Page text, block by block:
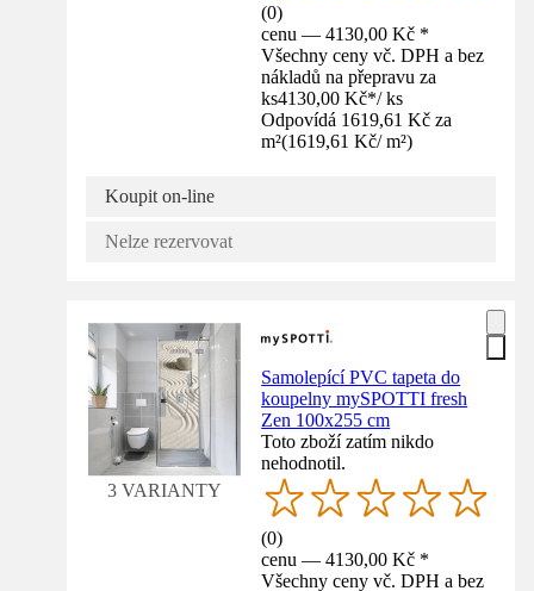
(0)
cenu — 4130,00 Kč *
Všechny ceny vč. DPH a bez
nákladů na přepravu za
ks4130,00 Kč*/ ks
Odpovídá 1619,61 Kč za
m²(1619,61 Kč/ m²)
Koupit on-line
Nelze rezervovat
3 VARIANTY
Samolepící PVC tapeta do
koupelny mySPOTTI fresh
Zen 100x255 cm
Toto zboží zatím nikdo
nehodnotil.
(0)
cenu — 4130,00 Kč *
Všechny ceny vč. DPH a bez